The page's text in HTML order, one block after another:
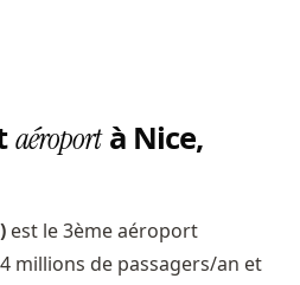
aéroportà Nice,
est le 3ème aéroport
millions de passagers/an et